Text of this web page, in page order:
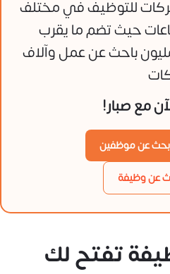
للتوظيف في مختلف
حيث تضم ما يقرب
باحث عن عمل وآلاف
مع صبار!
عن موظفين
عن وظيفة
تفتح لك